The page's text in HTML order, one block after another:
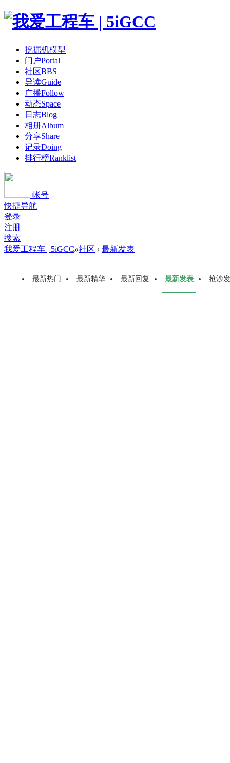
挖掘机模型
门户Portal
社区BBS
导读Guide
广播Follow
动态Space
日志Blog
相册Album
分享Share
记录Doing
排行榜Ranklist
帐号
快捷导航
登录
注册
搜索
我爱工程车 | 5iGCC»社区 › 最新发表
最新热门 最新精华 最新回复 最新发表 抢沙发